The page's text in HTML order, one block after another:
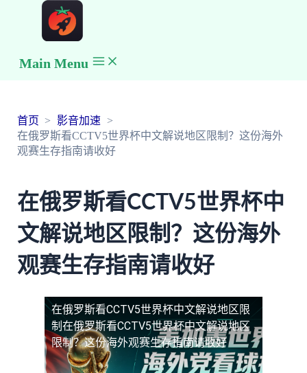
Main Menu
首页
影音加速
在俄罗斯看CCTV5世界杯中文解说地区限制？这份海外
观赛生存指南请收好
在俄罗斯看CCTV5世界杯中
文解说地区限制？这份海外
观赛生存指南请收好
在俄罗斯看CCTV5世界杯中文解说地区限
制 在俄罗斯看CCTV5世界杯中文解说地区
限制？这份海外观赛生存指南请收好